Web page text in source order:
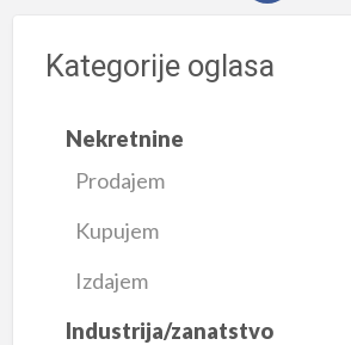
Kategorije oglasa
Nekretnine
Prodajem
Kupujem
Izdajem
Industrija/zanatstvo